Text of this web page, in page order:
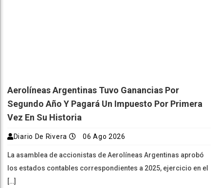
Aerolíneas Argentinas Tuvo Ganancias Por
Segundo Año Y Pagará Un Impuesto Por Primera
Vez En Su Historia
Diario De Rivera 06 Ago 2026
La asamblea de accionistas de Aerolíneas Argentinas aprobó
los estados contables correspondientes a 2025, ejercicio en el
[…]